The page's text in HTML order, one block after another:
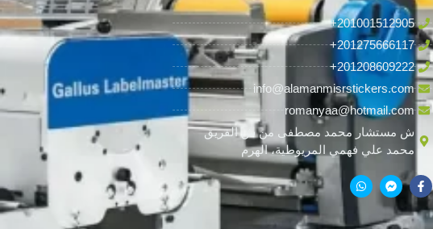
+201001512905
+201275666117
+201208609222
info@alamanmisrstickers.com
romanyaa@hotmail.com
ش مستشار محمد مصطفى من ش الفريق
محمد علي فهمي المريوطية، الهرم